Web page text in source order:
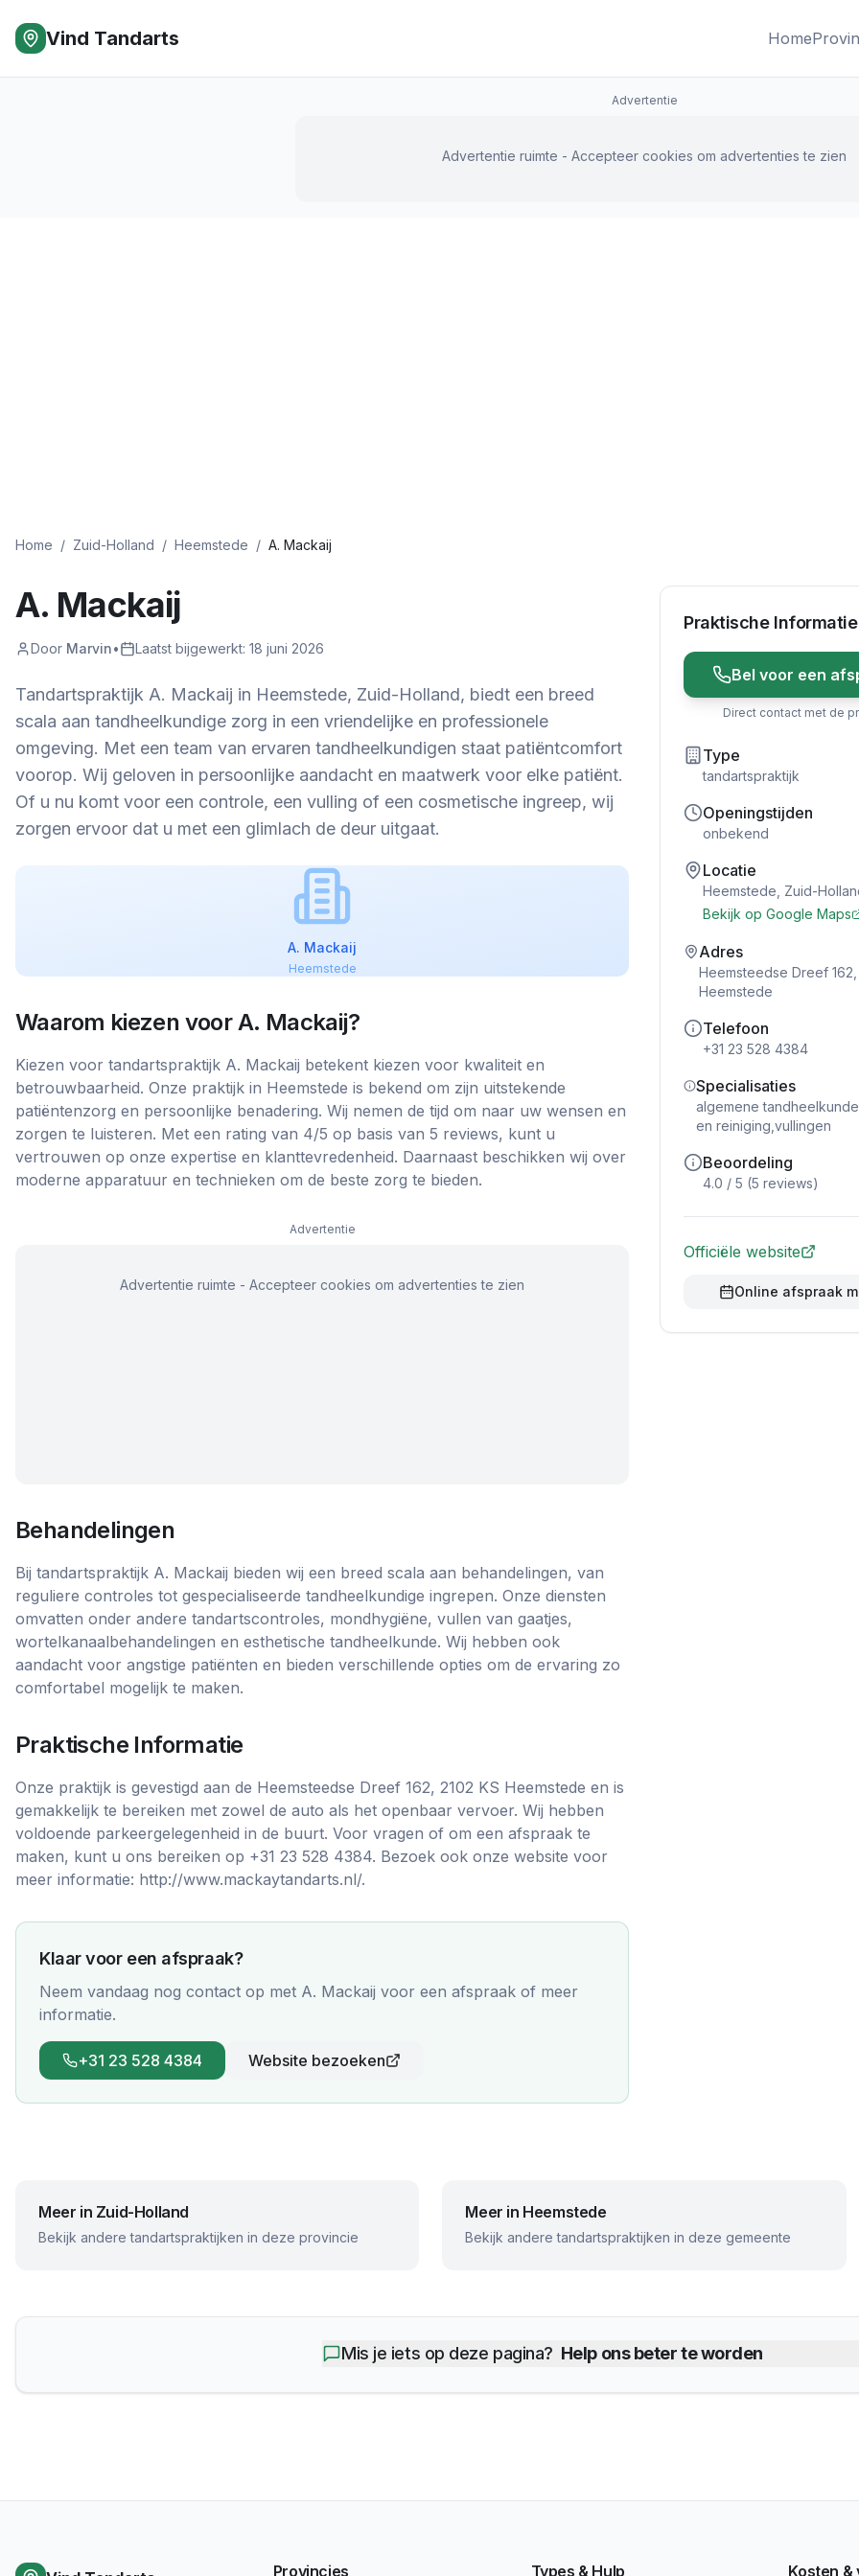
Vind Tandarts Home
Advertentie
Advertentie ruimte - Accepteer cookies om advertenties te zien
Home / Zuid-Holland / Heemstede / A. Mackaij
A. Mackaij
Door Marvin• Laatst bijgewerkt: 18 juni 2026
Tandartspraktijk A. Mackaij in Heemstede, Zuid-Holland, biedt een breed
scala aan tandheelkundige zorg in een vriendelijke en professionele
omgeving. Met een team van ervaren tandheelkundigen staat patiëntcomfort
voorop. Wij geloven in persoonlijke aandacht en maatwerk voor elke patiënt.
Of u nu komt voor een controle, een vulling of een cosmetische ingreep, wij
zorgen ervoor dat u met een glimlach de deur uitgaat.
A. Mackaij
Heemstede
Waarom kiezen voorA. Mackaij?
Kiezen voor tandartspraktijk A. Mackaij betekent kiezen voor kwaliteit en
betrouwbaarheid. Onze praktijk in Heemstede is bekend om zijn uitstekende
patiëntenzorg en persoonlijke benadering. Wij nemen de tijd om naar uw wensen en
zorgen te luisteren. Met een rating van 4/5 op basis van 5 reviews, kunt u
vertrouwen op onze expertise en klanttevredenheid. Daarnaast beschikken wij over
moderne apparatuur en technieken om de beste zorg te bieden.
Advertentie
Advertentie ruimte - Accepteer cookies om advertenties te zien
Behandelingen
Bij tandartspraktijk A. Mackaij bieden wij een breed scala aan behandelingen, van
reguliere controles tot gespecialiseerde tandheelkundige ingrepen. Onze diensten
omvatten onder andere tandartscontroles, mondhygiëne, vullen van gaatjes,
wortelkanaalbehandelingen en esthetische tandheelkunde. Wij hebben ook
aandacht voor angstige patiënten en bieden verschillende opties om de ervaring zo
comfortabel mogelijk te maken.
Praktische Informatie
Onze praktijk is gevestigd aan de Heemsteedse Dreef 162, 2102 KS Heemstede en is
gemakkelijk te bereiken met zowel de auto als het openbaar vervoer. Wij hebben
voldoende parkeergelegenheid in de buurt. Voor vragen of om een afspraak te
maken, kunt u ons bereiken op +31 23 528 4384. Bezoek ook onze website voor
meer informatie: http://www.mackaytandarts.nl/.
Klaar voor een afspraak?
Neem vandaag nog contact op met A. Mackaij voor een afspraak of meer
informatie.
+31 23 528 4384 Website bezoeken
Praktische Informatie
Bel voor een
Direct contact met de
Type
tandartspraktijk
Openingstijden
onbekend
Locatie
Heemstede Zuid-
Bekijk op Google Maps
Adres
Heemsteedse Dreef 162,
Heemstede
Telefoon
+31 23 528 4384
Specialisaties
algemene
en reiniging,vullingen
Beoordeling
4.0 / 5 (5 reviews)
Officiële website
Online afspraak
Meer in Zuid-Holland
Bekijk andere tandartspraktijken in deze provincie
Meer in Heemstede
Bekijk andere tandartspraktijken in deze gemeente
Mis je iets op deze pagina? Help ons beter te worden
Provincies Types & Hulp Kosten &